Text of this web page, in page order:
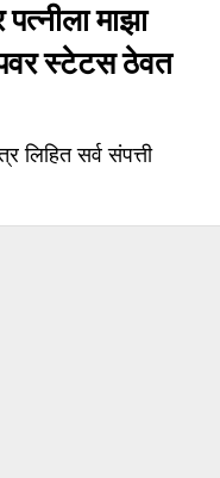
माझा
स्टेटस ठेवत
लिहित सर्व संपत्ती